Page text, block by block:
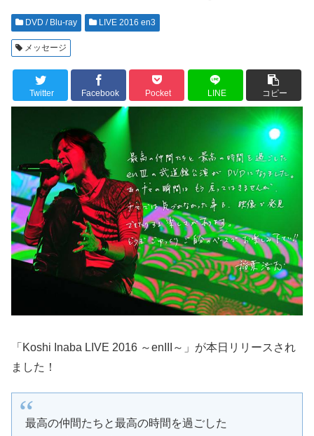
DVD / Blu-ray LIVE 2016 en3
メッセージ
Twitter Facebook Pocket LINE コピー
「Koshi Inaba LIVE 2016 ～enIII～」が本日リリースされ
ました！
最高の仲間たちと最高の時間を過ごした